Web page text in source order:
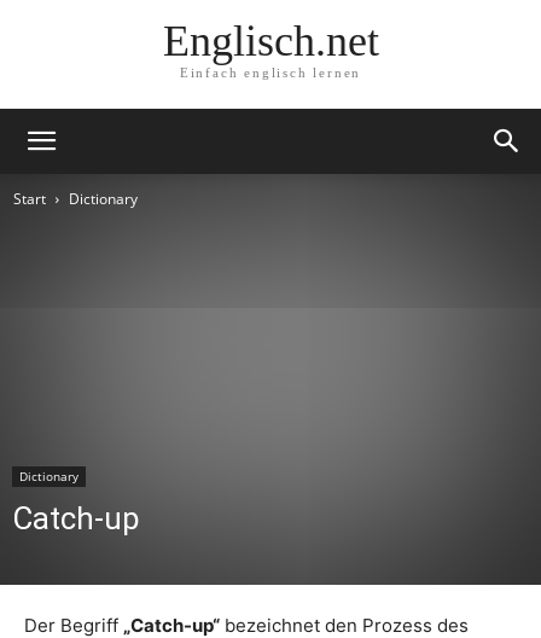
Englisch.net
Einfach englisch lernen
Start Dictionary
Dictionary
Catch-up
Der Begriff „Catch-up“ bezeichnet den Prozess des